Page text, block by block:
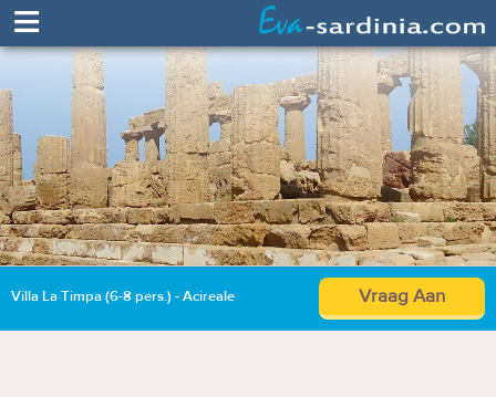
≡
Villa La Timpa (6-8 pers.) - Acireale Vraag Aan